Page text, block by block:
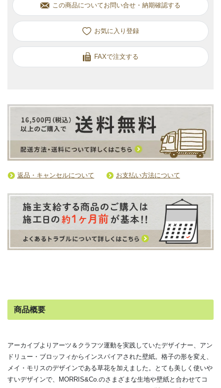
この商品についてお問い合せ・納期確認する
お気に入り
FAXで注文する
返品・キャンセルについて お支払い方法について
商品概要
アーカイブよりアーツ＆クラフツ運動を実践していたデザイナー、アン
ドリュー・ブロッフィからインスパイアされた壁紙。格子の形を変え、
メイ・モリスのデザインである草花を加えました。とても美しく使いや
すいデザインで、MORRIS&Co.のさまざまな生地や壁紙と合わせてコ